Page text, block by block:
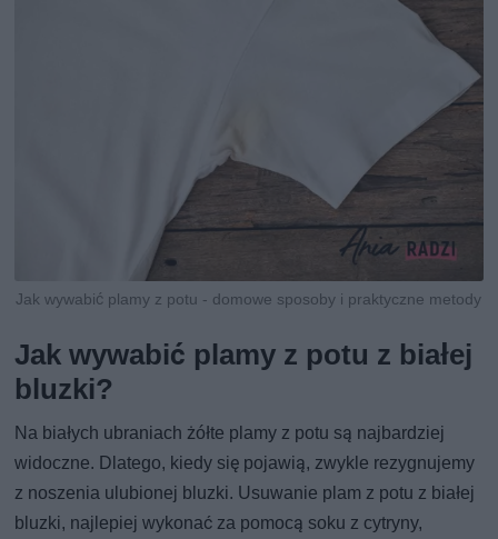
Jak wywabić plamy z potu - domowe sposoby i praktyczne metody
Jak wywabić plamy z potu z białej
bluzki?
Na białych ubraniach żółte plamy z potu są najbardziej
widoczne. Dlatego, kiedy się pojawią, zwykle rezygnujemy
z noszenia ulubionej bluzki. Usuwanie plam z potu z białej
bluzki, najlepiej wykonać za pomocą soku z cytryny,